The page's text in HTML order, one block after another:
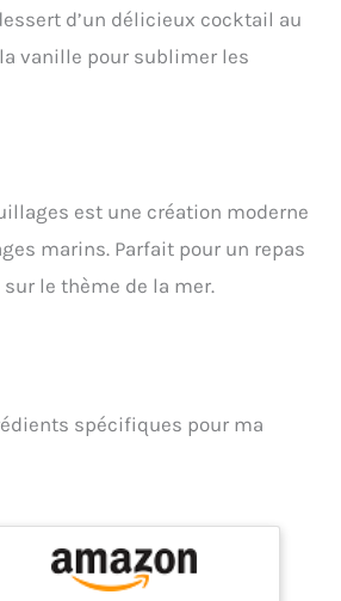
d’un délicieux cocktail au
vanille pour sublimer les
est une création moderne
marins. Parfait pour un repas
le thème de la mer.
spécifiques pour ma